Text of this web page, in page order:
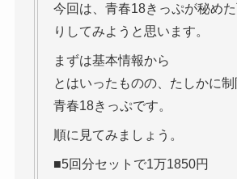
今回は、青春18きっぷが秘め
りしてみようと思います。
まずは基本情報から
とはいったものの、たしかに
青春18きっぷです。
順に見てみましょう。
■5回分セットで1万1850円